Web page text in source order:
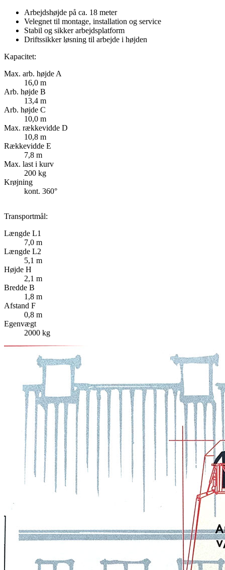
Arbejdshøjde på ca. 18 meter
Velegnet til montage, installation og service
Stabil og sikker arbejdsplatform
Driftssikker løsning til arbejde i højden
Kapacitet:
Max. arb. højde A
16,0 m
Arb. højde B
13,4 m
Arb. højde C
10,0 m
Max. rækkevidde D
10,8 m
Rækkevidde E
7,8 m
Max. last i kurv
200 kg
Krøjning
kont. 360°
Transportmål:
Længde L1
7,0 m
Længde L2
5,1 m
Højde H
2,1 m
Bredde B
1,8 m
Afstand F
0,8 m
Egenvægt
2000 kg